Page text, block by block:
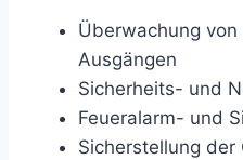
Überwachung von
Ausgängen
Sicherheits- und
Feueralarm- und
Sicherstellung der